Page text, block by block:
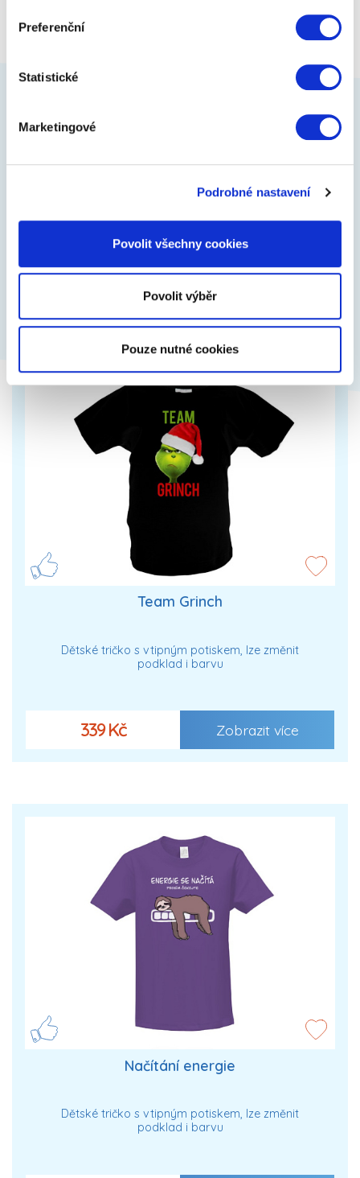
Preferenční
Statistické
Marketingové
Podrobné nastavení
Povolit všechny cookies
Povolit výběr
Pouze nutné cookies
Školní batoh Airy Minecraft
Chlapecký batoh s motivem legendární počítačové
hry Minecraft je vhodný již pro děti od první třídy ZŠ.
2 299 Kč Zobrazit více
Team Grinch
Dětské tričko s vtipným potiskem, lze změnit
podklad i barvu
339 Kč Zobrazit více
Načítání energie
Dětské tričko s vtipným potiskem, lze změnit
podklad i barvu